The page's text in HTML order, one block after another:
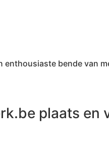
enthousiaste bende van
plaats en